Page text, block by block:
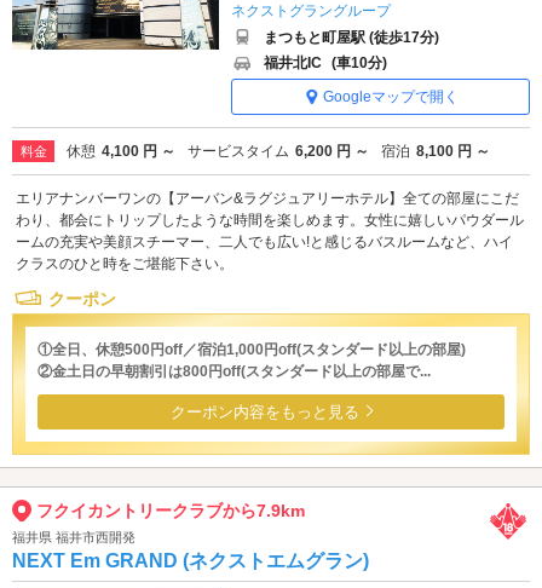
ネクストグラングループ
まつもと町屋駅 (徒歩17分)
福井北IC (車10分)
Googleマップで開く
料金 休憩 4,100 円 ～ サービスタイム 6,200 円 ～ 宿泊 8,100 円 ～
エリアナンバーワンの【アーバン&ラグジュアリーホテル】全ての部屋にこだ
わり、都会にトリップしたような時間を楽しめます。女性に嬉しいパウダール
ームの充実や美顔スチーマー、二人でも広い!と感じるバスルームなど、ハイ
クラスのひと時をご堪能下さい。
クーポン
①全日、休憩500円off／宿泊1,000円off(スタンダード以上の部屋)
②金土日の早朝割引は800円off(スタンダード以上の部屋で...
クーポン内容をもっと見る
フクイカントリークラブから7.9km
福井県 福井市西開発
NEXT Em GRAND (ネクストエムグラン)